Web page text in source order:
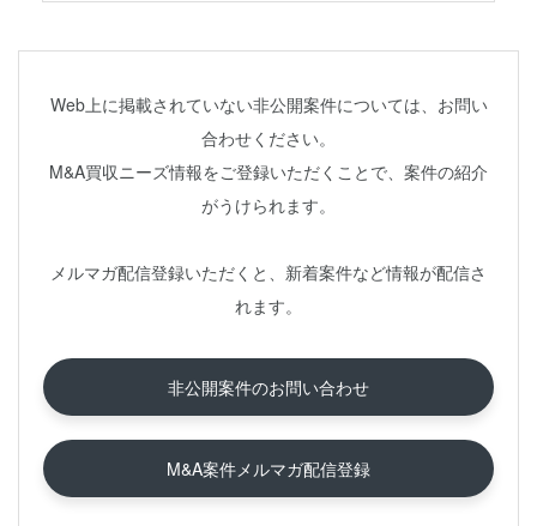
Web上に掲載されていない非公開案件については、お問い
合わせください。
M&A買収ニーズ情報をご登録いただくことで、案件の紹介
がうけられます。
メルマガ配信登録いただくと、新着案件など情報が配信さ
れます。
非公開案件のお問い合わせ
M&A案件メルマガ配信登録